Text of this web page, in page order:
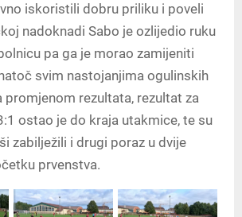
iskoristili dobru priliku i poveli
nadoknadi Sabo je ozlijedio ruku
pa ga je morao zamijeniti
svim nastojanjima ogulinskih
promjenom rezultata, rezultat za
ostao je do kraja utakmice, te su
zabilježili i drugi poraz u dvije
prvenstva.